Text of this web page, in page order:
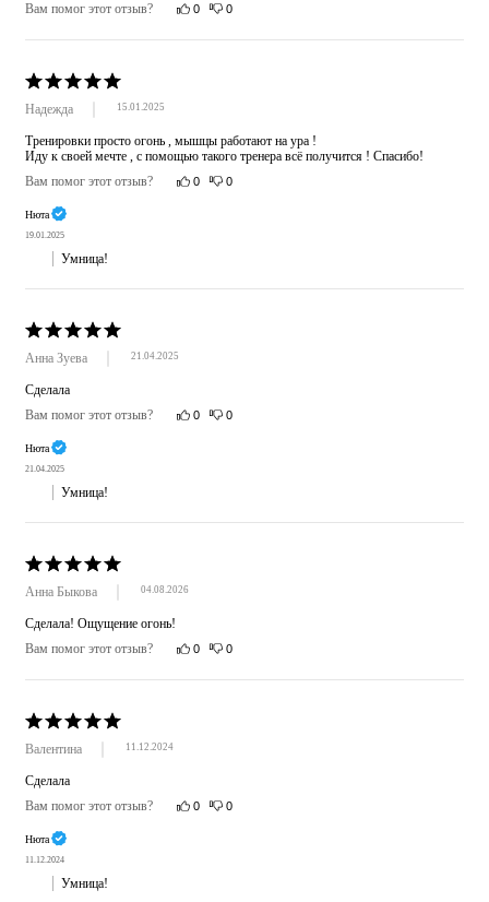
Вам помог этот отзыв?
0 0
Надежда 15.01.2025
Тренировки просто огонь , мышцы работают на ура !
Иду к своей мечте , с помощью такого тренера всё получится ! Спасибо!
Вам помог этот отзыв?
0 0
Нюта
19.01.2025
Умница!
Анна Зуева 21.04.2025
Сделала
Вам помог этот отзыв?
0 0
Нюта
21.04.2025
Умница!
Анна Быкова 04.08.2026
Сделала! Ощущение огонь!
Вам помог этот отзыв?
0 0
Валентина 11.12.2024
Сделала
Вам помог этот отзыв?
0 0
Нюта
11.12.2024
Умница!